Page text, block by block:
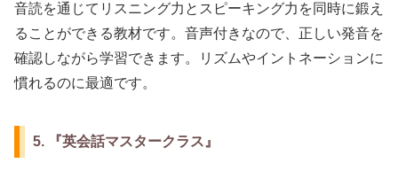
音読を通じてリスニング力とスピーキング力を同時に鍛え
ることができる教材です。音声付きなので、正しい発音を
確認しながら学習できます。リズムやイントネーションに
慣れるのに最適です。
5. 『英会話マスタークラス』